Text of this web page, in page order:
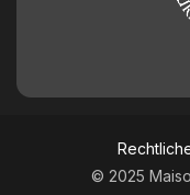
© 2025